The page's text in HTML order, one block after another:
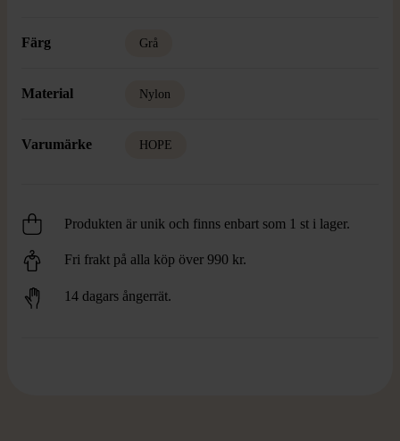
Färg Grå
Material Nylon
Varumärke HOPE
Produkten är unik och finns enbart som 1 st i lager.
Fri frakt på alla köp över 990 kr.
14 dagars ångerrät.